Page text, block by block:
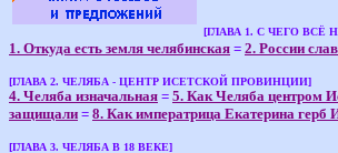
[ГЛАВА 1. С ЧЕГО ВСЁ
1. Откуда есть земля челябинская = 2. России
[ГЛАВА 2. ЧЕЛЯБА - ЦЕНТР ИСЕТСКОЙ ПРОВИНЦИИ]
4. Челяба изначальная = 5. Как Челяба центром
защищали = 8. Как императрица Екатерина герб
[ГЛАВА 3. ЧЕЛЯБА В 18 ВЕКЕ]